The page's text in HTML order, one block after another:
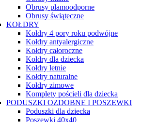
Obrusy plamoodporne
Obrusy świąteczne
KOŁDRY
Kołdry 4 pory roku podwójne
Kołdry antyalergiczne
Kołdry całoroczne
Kołdry dla dziecka
Kołdry letnie
Kołdry naturalne
Kołdry zimowe
Komplety pościeli dla dziecka
PODUSZKI OZDOBNE I POSZEWKI
Poduszki dla dziecka
Poszewki 40x40